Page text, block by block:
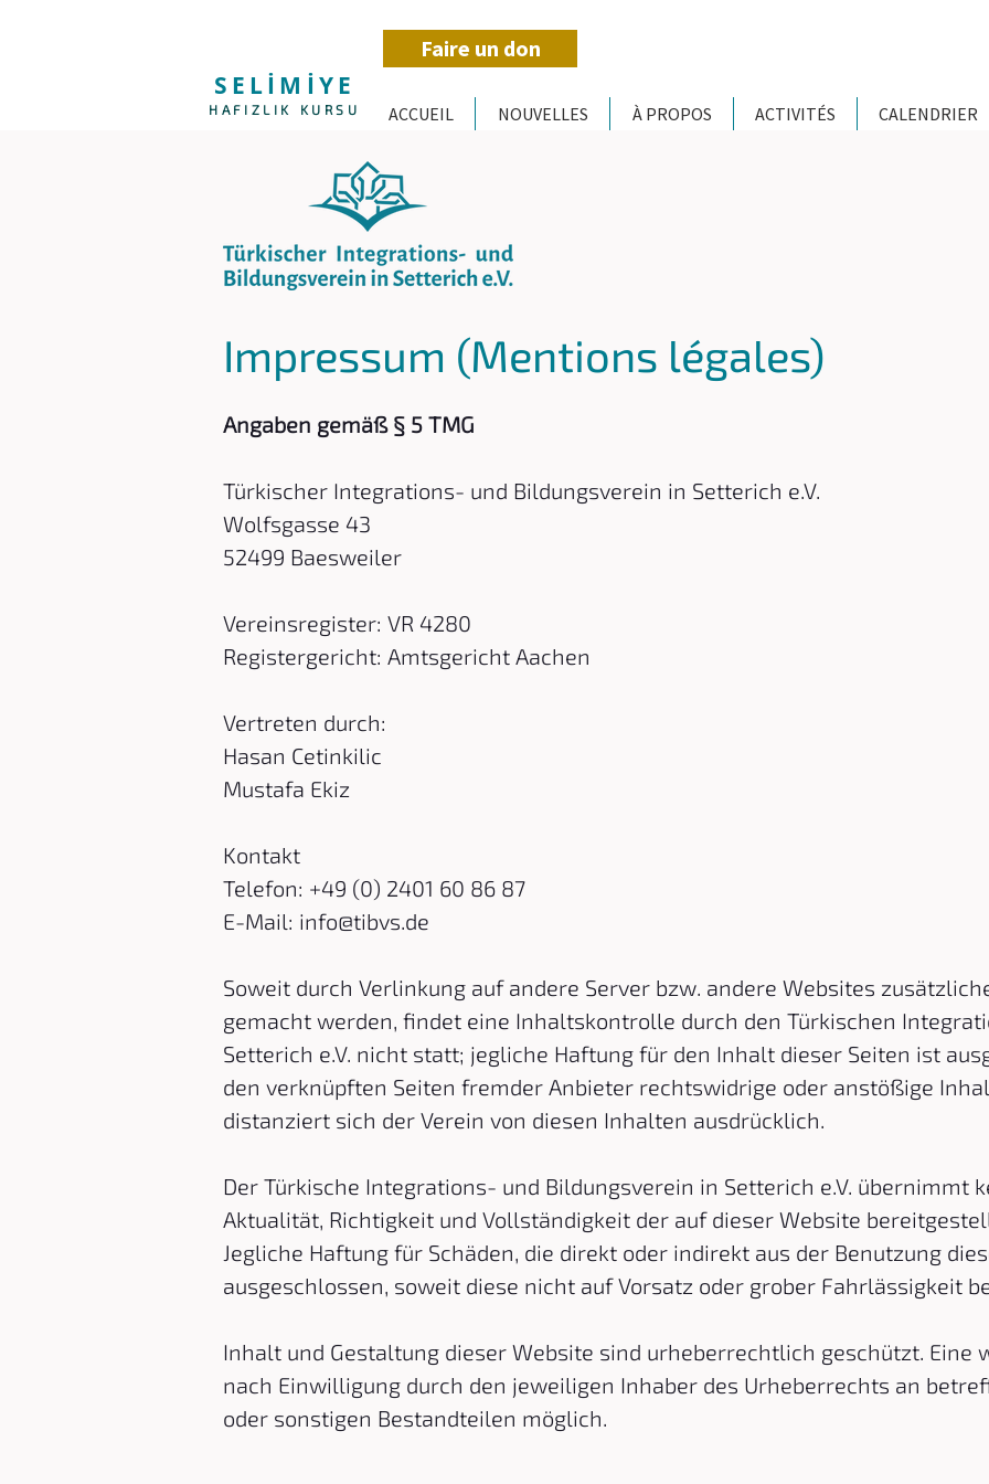
Faire un don
SELİMİYE
HAFIZLIK KURSU ACCUEIL NOUVELLES À PROPOS ACTIVITÉS CALENDRIER
Impressum (Mentions légales)
Angaben gemäß § 5 TMG
Türkischer Integrations- und Bildungsverein in Setterich e.V.
Wolfsgasse 43
52499 Baesweiler
Vereinsregister: VR 4280
Registergericht: Amtsgericht Aachen
Vertreten durch:
Hasan Cetinkilic
Mustafa Ekiz
Kontakt
Telefon: +49 (0) 2401 60 86 87
E-Mail: info@tibvs.de
Soweit durch Verlinkung auf andere Server bzw. andere Websites
gemacht werden, findet eine Inhaltskontrolle durch den Türkischen
Setterich e.V. nicht statt; jegliche Haftung für den Inhalt dieser Seiten ist
den verknüpften Seiten fremder Anbieter rechtswidrige oder anstößige
distanziert sich der Verein von diesen Inhalten ausdrücklich.
Der Türkische Integrations- und Bildungsverein in Setterich e.V. übernimmt
Aktualität, Richtigkeit und Vollständigkeit der auf dieser Website
Jegliche Haftung für Schäden, die direkt oder indirekt aus der Benutzung
ausgeschlossen, soweit diese nicht auf Vorsatz oder grober Fahrlässigkeit
Inhalt und Gestaltung dieser Website sind urheberrechtlich geschützt. Eine
nach Einwilligung durch den jeweiligen Inhaber des Urheberrechts an
oder sonstigen Bestandteilen möglich.